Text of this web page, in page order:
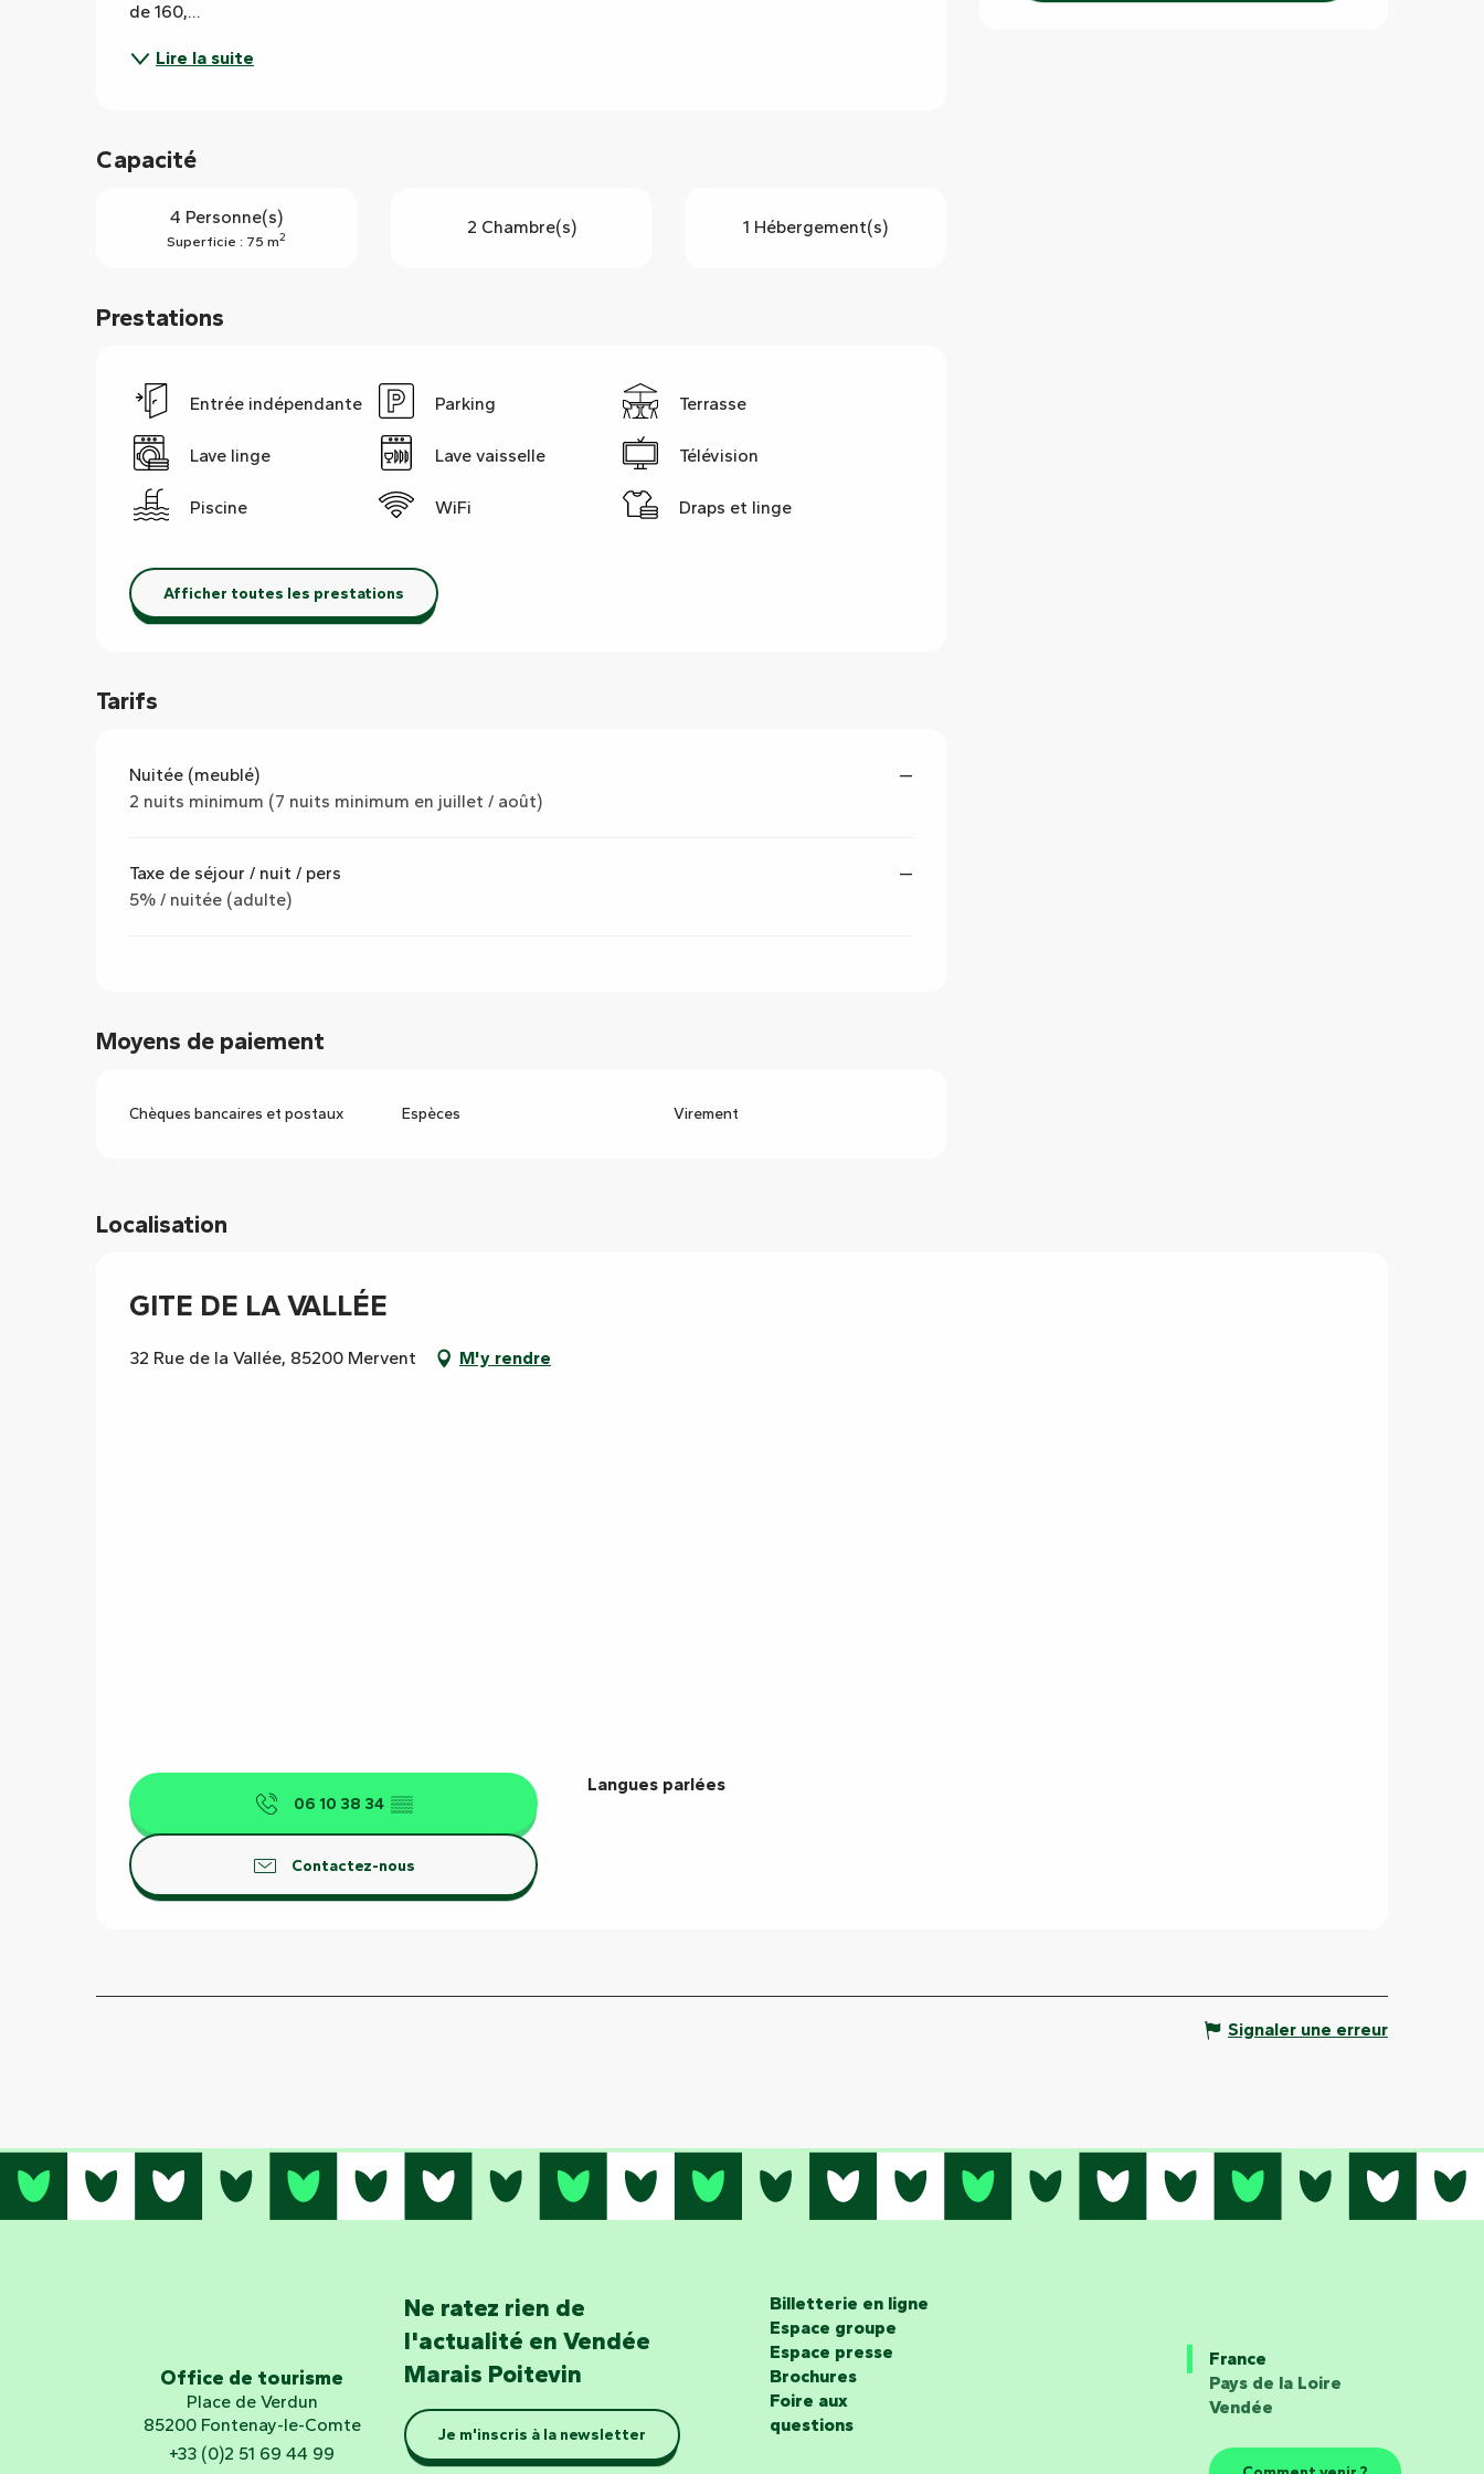
de 160,...
Lire la suite
Capacité
4 Personne(s)
Superficie : 75 m2 2 Chambre(s) 1 Hébergement(s)
Prestations
Entrée indépendante Parking Terrasse
Lave linge Lave vaisselle Télévision
Piscine WiFi Draps et linge
Afficher toutes les prestations
Tarifs
Nuitée (meublé)
2 nuits minimum (7 nuits minimum en juillet / août)
—
Taxe de séjour / nuit / pers
5% / nuitée (adulte)
—
Moyens de paiement
Chèques bancaires et postaux Espèces Virement
Localisation
GITE DE LA VALLÉE
32 Rue de la Vallée, 85200 Mervent M'y rendre
06 10 38 34 ▒▒
Contactez-nous
Langues parlées
Langues parlées
Signaler une erreur
Office de tourisme
Place de Verdun
85200 Fontenay-le-Comte
+33 (0)2 51 69 44 99
Ne ratez rien de
l'actualité en Vendée
Marais Poitevin
Je m'inscris à la newsletter
Billetterie en ligne
Espace groupe
Espace presse
Brochures
Foire aux
questions
France
Pays de la Loire
Vendée